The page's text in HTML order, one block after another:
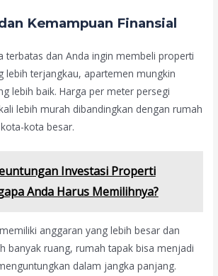
Kemampuan Finansial
terbatas dan Anda ingin membeli properti
lebih terjangkau, apartemen mungkin
lebih baik. Harga per meter persegi
lebih murah dibandingkan dengan rumah
kota besar.
Investasi Properti
Anda Harus Memilihnya?
anggaran yang lebih besar dan
banyak ruang, rumah tapak bisa menjadi
dalam jangka panjang.